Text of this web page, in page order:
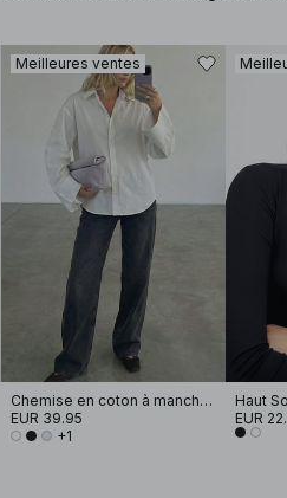
Meilleures ventes
Chemise en coton à manches larges
EUR 39.95
+1
EUR